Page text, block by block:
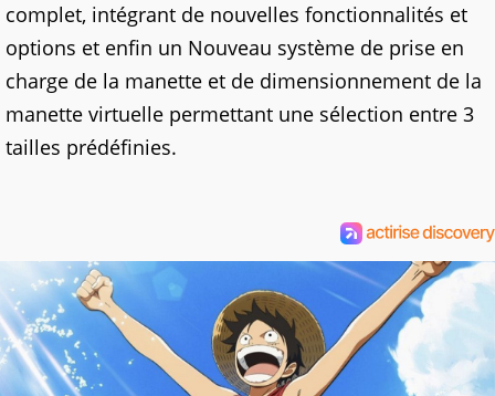
complet, intégrant de nouvelles fonctionnalités et
options et enfin un Nouveau système de prise en
charge de la manette et de dimensionnement de la
manette virtuelle permettant une sélection entre 3
tailles prédéfinies.